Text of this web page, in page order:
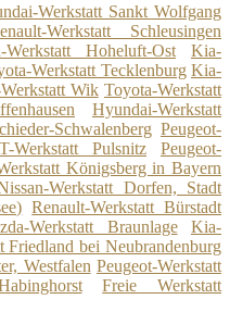
Werkstatt Sankt Wolfgang
Werkstatt Schleusingen
Werkstatt Hoheluft-Ost
Kia-
Werkstatt Tecklenburg Kia-
Wik Toyota-Werkstatt
Hyundai-Werkstatt
Schwalenberg Peugeot-
Werkstatt Pulsnitz
Peugeot-
Königsberg in Bayern
Werkstatt Dorfen, Stadt
Renault-Werkstatt Bürstadt
Werkstatt Braunlage
Kia-
Friedland bei Neubrandenburg
Westfalen Peugeot-Werkstatt
Freie Werkstatt